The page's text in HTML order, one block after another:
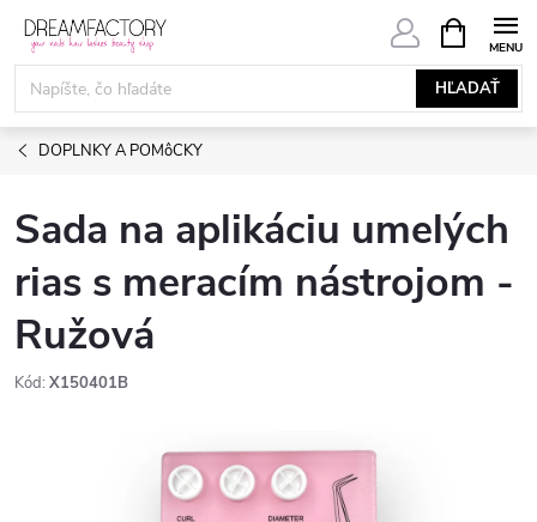
Prejsť
obsah
HĽADAŤ
KOŠÍK
DOPLNKY A POMôCKY
Sada na aplikáciu umelých
rias s meracím nástrojom -
Ružová
Kód: X150401B